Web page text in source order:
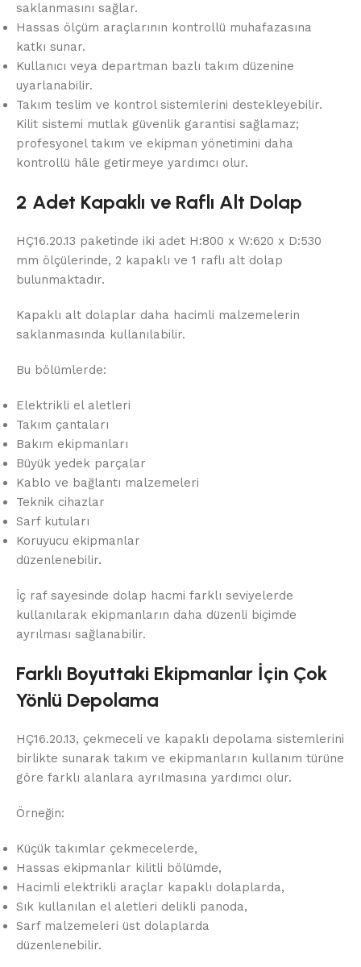
saklanmasını sağlar.
Hassas ölçüm araçlarının kontrollü muhafazasına
katkı sunar.
Kullanıcı veya departman bazlı takım düzenine
uyarlanabilir.
Takım teslim ve kontrol sistemlerini destekleyebilir.
Kilit sistemi mutlak güvenlik garantisi sağlamaz;
profesyonel takım ve ekipman yönetimini daha
kontrollü hâle getirmeye yardımcı olur.
2 Adet Kapaklı ve Raflı Alt Dolap
HÇ16.20.13 paketinde iki adet H:800 x W:620 x D:530
mm ölçülerinde, 2 kapaklı ve 1 raflı alt dolap
bulunmaktadır.
Kapaklı alt dolaplar daha hacimli malzemelerin
saklanmasında kullanılabilir.
Bu bölümlerde:
Elektrikli el aletleri
Takım çantaları
Bakım ekipmanları
Büyük yedek parçalar
Kablo ve bağlantı malzemeleri
Teknik cihazlar
Sarf kutuları
Koruyucu ekipmanlar
düzenlenebilir.
İç raf sayesinde dolap hacmi farklı seviyelerde
kullanılarak ekipmanların daha düzenli biçimde
ayrılması sağlanabilir.
Farklı Boyuttaki Ekipmanlar İçin Çok
Yönlü Depolama
HÇ16.20.13, çekmeceli ve kapaklı depolama sistemlerini
birlikte sunarak takım ve ekipmanların kullanım türüne
göre farklı alanlara ayrılmasına yardımcı olur.
Örneğin:
Küçük takımlar çekmecelerde,
Hassas ekipmanlar kilitli bölümde,
Hacimli elektrikli araçlar kapaklı dolaplarda,
Sık kullanılan el aletleri delikli panoda,
Sarf malzemeleri üst dolaplarda
düzenlenebilir.